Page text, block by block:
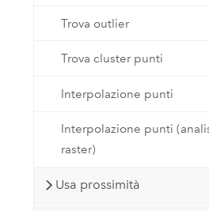
Trova outlier
Trova cluster punti
Interpolazione punti
Interpolazione punti
raster)
Usa prossimità